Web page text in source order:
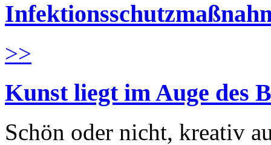
>>
Kunst liegt im Auge des
Schön oder nicht, kreativ